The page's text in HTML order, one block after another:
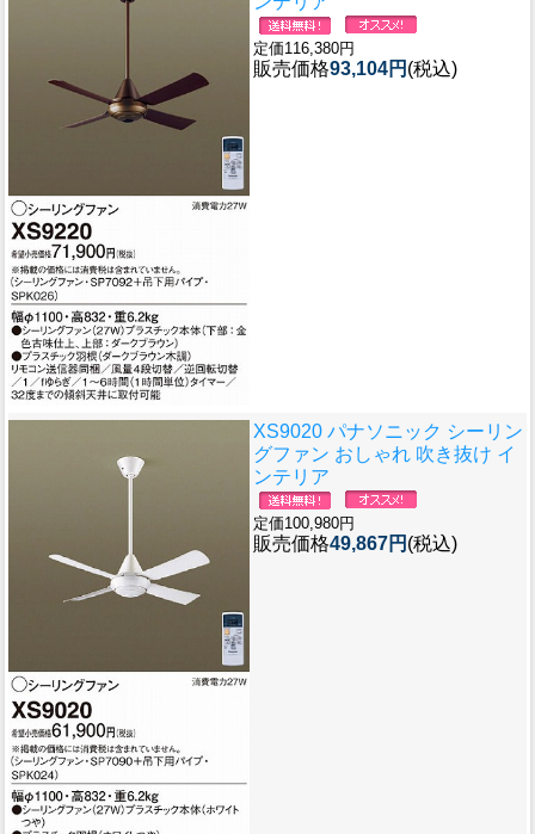
定価116,380円
販売価格93,104円 (税込)
XS9020 パナソニック シーリン
グファン おしゃれ 吹き抜け イ
ンテリア
定価100,980円
販売価格49,867円 (税込)